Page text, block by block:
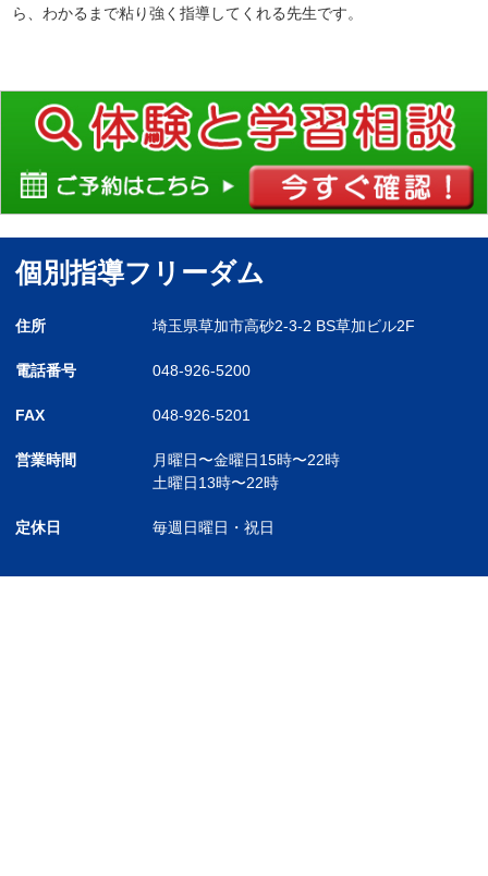
ら、わかるまで粘り強く指導してくれる先生です。
個別指導フリーダム
住所 埼玉県草加市高砂2-3-2 BS草加ビル2F
電話番号 048-926-5200
FAX 048-926-5201
営業時間 月曜日〜金曜日15時〜22時
土曜日13時〜22時
定休日 毎週日曜日・祝日